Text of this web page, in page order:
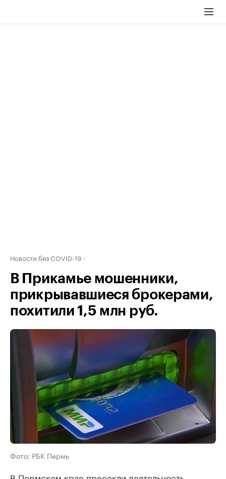
Новости без COVID-19
В Прикамье мошенники,
прикрывавшиеся брокерами,
похитили 1,5 млн руб.
Фото: РБК Пермь